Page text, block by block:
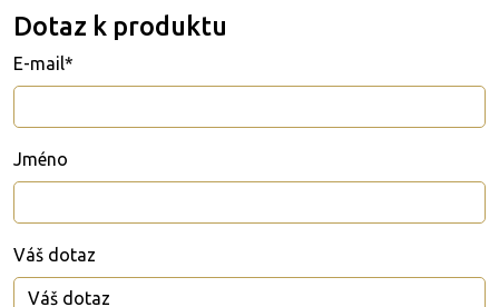
Dotaz k produktu
E-mail*
Jméno
Váš dotaz